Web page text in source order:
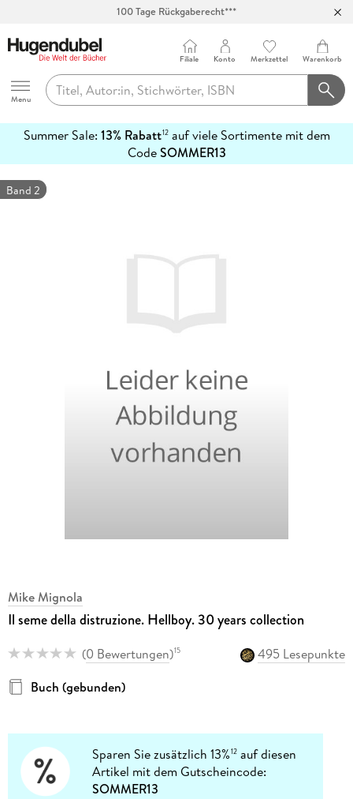
100 Tage Rückgaberecht***
Hugendubel
Menu
Filiale Konto Merkzettel Warenkorb
Summer Sale: 13% Rabatt12auf viele Sortimente mit dem
CodeSOMMER13
erfahren
Band 2
Mike Mignola
Il seme della distruzione. Hellboy. 30 years collection
(0 Bewertungen)15
495 Lesepunkte
Buch (gebunden)
Sparen Sie zusätzlich 13%12 auf diesen
Artikel mit dem Gutscheincode:
SOMMER13